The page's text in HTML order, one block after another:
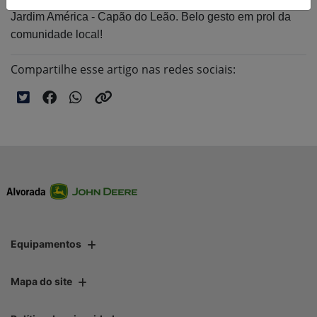
Jardim América - Capão do Leão. Belo gesto em prol da
comunidade local!
Compartilhe esse artigo nas redes sociais:
Equipamentos
Mapa do site